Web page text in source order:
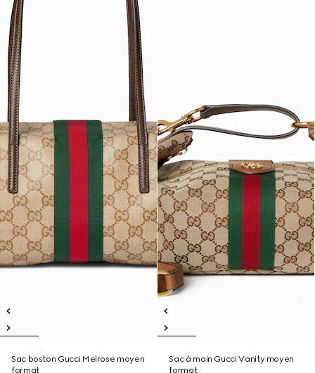
Sac boston Gucci Melrose moyen
format
Sac à main Gucci Vanity moyen
format